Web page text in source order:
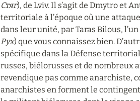
Стяг), de Lviv. Il s’agit de Dmytro et
territoriale à l’époque où une
dans leur unité, par Taras Bilous,
Рух) que vous connaissez bien.
spécifique dans la Défense
russes, biélorusses et de nombreux
revendique pas comme anarchiste,
anarchistes en forment le